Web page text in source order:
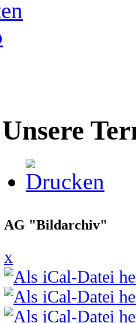
Unsere
AG "Bildarchiv"
x